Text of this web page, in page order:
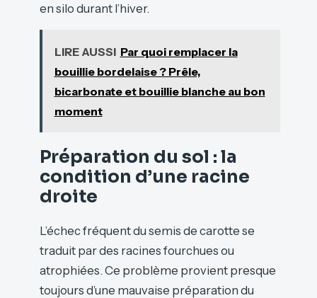
en silo durant l’hiver.
LIRE AUSSI Par quoi remplacer la
bouillie bordelaise ? Prêle,
bicarbonate et bouillie blanche au bon
moment
Préparation du sol : la
condition d’une racine
droite
L’échec fréquent du semis de carotte se
traduit par des racines fourchues ou
atrophiées. Ce problème provient presque
toujours d’une mauvaise préparation du